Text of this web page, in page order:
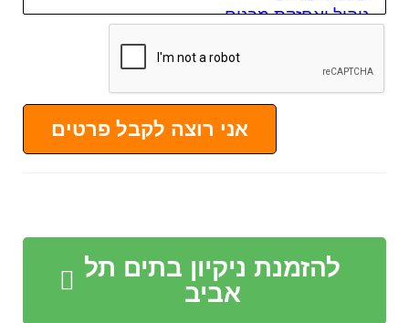
אני רוצה לקבל פרטים
להזמנת ניקיון בתים תל
אביב